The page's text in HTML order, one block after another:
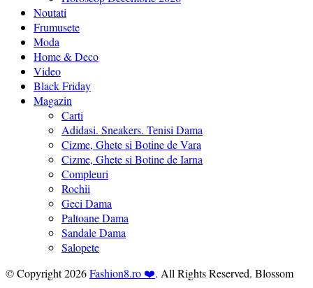
Noutati
Frumusete
Moda
Home & Deco
Video
Black Friday
Magazin
Carti
Adidasi. Sneakers. Tenisi Dama
Cizme, Ghete si Botine de Vara
Cizme, Ghete si Botine de Iarna
Compleuri
Rochii
Geci Dama
Paltoane Dama
Sandale Dama
Salopete
© Copyright 2026Fashion8.ro ❤️. All Rights Reserved. Blossom